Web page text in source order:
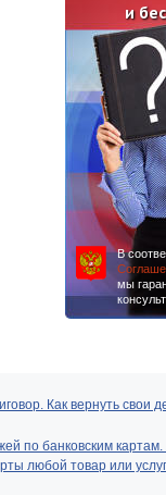
и
В
мы
Как вернуть свои
по банковским картам.
любой товар или